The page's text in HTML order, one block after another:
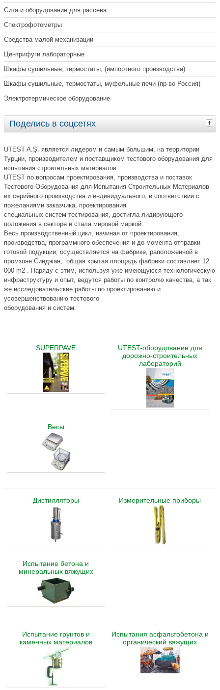
Сита и оборудование для рассева
Спектрофотометры
Средства малой механизации
Центрифуги лабораторные
Шкафы сушильные, термостаты, (импортного производства)
Шкафы сушильные, термостаты, муфельные печи (пр-во Россия)
Электротермическое оборудование
Поделись в соцсетях
UTEST A.Ş. является лидером и самым большим, на территории
Турции, производителем и поставщиком тестового оборудования для
испытания строительных материалов.
UTEST по вопросам проектирования, производства и поставок
Тестового Оборудования для Испытания Строительных Материалов
их серийного производства и индивидуального, в соответствии с
пожеланиями заказчика, проектирования
специальных систем тестирования, достигла лидирующего
положения в секторе и стала мировой маркой.
Весь производственный цикл, начиная от проектирования,
производства, программного обеспечения и до момента отправки
готовой подукции, осуществляется на фабрике, раположенной в
промзоне Синджан, общая крытая площадь фабрики составляет 12
000 m2 . Наряду с этим, используя уже имеющуюся технологическую
инфраструктуру и опыт, ведутся работы по контролю качества, а так
же исследовательские работы по проектированию и
усовершенствованию тестового
оборудования и систем.
SUPERPAVE
UTEST-оборудование для
дорожно-строительных
лабораторий
Весы
Дистилляторы Измерительные приборы
Испытание бетона и
минеральных вяжущих
Испытание грунтов и
каменных материалов
Испытания асфальтобетона и
органический вяжущих